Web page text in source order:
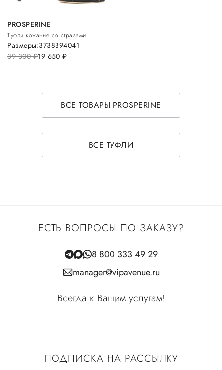
PROSPERINE
Туфли кожаные со стразами
39 300руб.19 650 руб.
Размеры:3738394041
ВСЕ ТОВАРЫ PROSPERINE
ВСЕ ТУФЛИ
ПОДПИСКА НА РАССЫЛКУ
ЕСТЬ ВОПРОСЫ ПО ЗАКАЗУ?
8 800 333 49 29
manager@vipavenue.ru
Всегда к Вашим услугам!